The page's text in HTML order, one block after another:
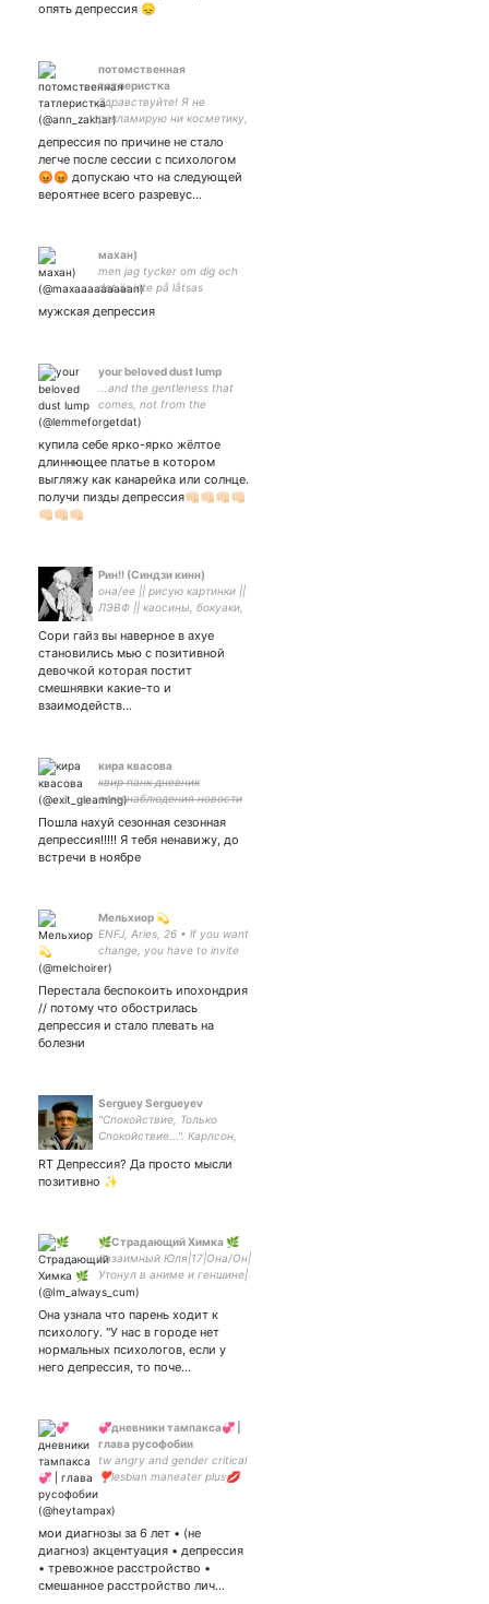
опять депрессия 😞
потомственная
татлеристка
Здравствуйте! Я не
рекламирую ни косметику,
депрессия по причине не стало
легче после сессии с психологом
😡😡 допускаю что на следующей
вероятнее всего разревус…
мaxaн)
men jag tycker om dig och
det är inte på låtsas
мужская депрессия
your beloved dust lump
...and the gentleness that
comes, not from the
absence of violence, but
despite the abundance of it
//
купила себе ярко-ярко жëлтое
длиннющее платье в котором
выгляжу как канарейка или солнце.
получи пизды депрессия👊🏻👊🏻👊🏻👊🏻
👊🏻👊🏻👊🏻
Рин!! (Синдзи кинн)
она/ее || рисую картинки ||
ЛЭВФ || каосины, бокуаки,
Хуа Чэна || сб если
некомфортно || мой Се
Лянь
Сори гайз вы наверное в ахуе
становились мью с позитивной
девочкой которая постит
смешнявки какие-то и
взаимодейств…
кира квасова
к̶в̶и̶р̶ ̶п̶а̶н̶к̶ ̶д̶н̶е̶в̶н̶и̶к̶
̶с̶а̶м̶о̶н̶а̶б̶л̶ю̶д̶е̶н̶и̶я̶ ̶н̶о̶в̶о̶с̶т̶и̶
𝑠𝑙𝑖𝑐𝑒 𝑜𝑓 𝑙𝑖𝑓𝑒
Пошла нахуй сезонная сезонная
депрессия!!!!! Я тебя ненавижу, до
встречи в ноябре
Мельхиор 💫
ENFJ, Aries, 26 • lf you want
change, you have to invite
chaos • Таро, руны,
фендомного стекла •
Солнце мое: 🖤
Перестала беспокоить ипохондрия
// потому что обострилась
депрессия и стало плевать на
болезни
Serguey Sergueyev
"Спокойствие, Только
Спокойствие...". Карлсон,
Обман..." : Сказал Ёжик,
Слезая с Мотка Колючей
RT Депрессия? Да просто мысли
позитивно ✨
🌿Страдающий Химка 🌿
#взаимный Юля|17|Она/Он|
Утонул в аниме и геншине|
фан импровизации|
коммишен|
Она узнала что парень ходит к
психологу. "У нас в городе нет
нормальных психологов, если у
него депрессия, то поче…
💞дневники тампакса💞 |
глава русофобии
tw angry and gender critical
❣️lesbian maneater plus💋
💋 4177490175501701 на
трилептал и прочее
мои диагнозы за 6 лет • (не
диагноз) акцентуация • депрессия
• тревожное расстройство •
смешанное расстройство лич…